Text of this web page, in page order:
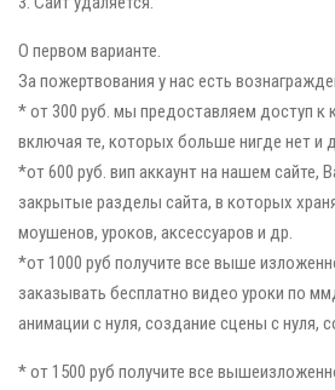
О первом варианте.
За пожертвования у нас есть
* от 300 руб. мы предоставляем доступ к
включая те, которых больше нигде нет и
*от 600 руб. вип аккаунт на нашем сайте,
закрытые разделы сайта, в которых
моушенов, уроков, аксессуаров и др.
*от 1000 руб получите все выше
заказывать бесплатно видео уроки по
анимации с нуля, создание сцены с нуля,
* от 1500 руб получите все